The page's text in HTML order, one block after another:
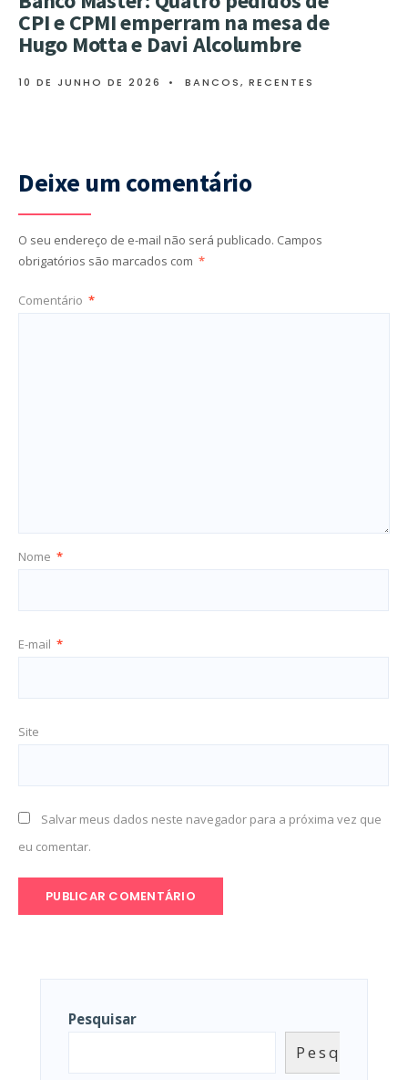
CPI e CPMI emperram na mesa de
Hugo Motta e Davi Alcolumbre
10 DE JUNHO DE 2026 • BANCOS, RECENTES
Deixe um comentário
O seu endereço de e-mail não será publicado. Campos
obrigatórios são marcados com *
Comentário *
Nome *
E-mail *
Site
Salvar meus dados neste navegador para a próxima vez que
eu comentar.
Pesquisar
Pesquisar